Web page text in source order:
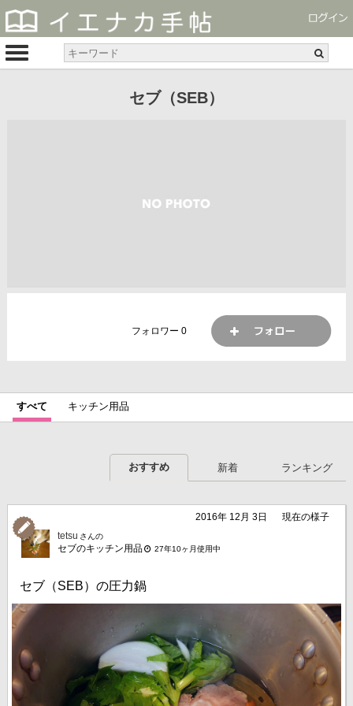
セブ（SEB）
フォロワー0
すべて キッチン用品
おすすめ 新着 ランキング
2016年 12月 3日
現在の様子
tetsu さんの
セブのキッチン用品 27年10ヶ月使用中
セブ（SEB）の圧力鍋